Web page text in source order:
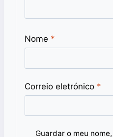
Nome *
Correio eletrónico *
Guardar o meu